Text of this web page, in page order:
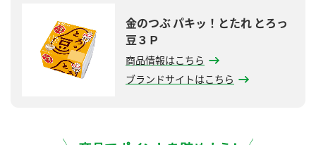
金のつぶ パキッ！とたれ とろっ
豆３Ｐ
商品情報はこちら
ブランドサイトはこちら